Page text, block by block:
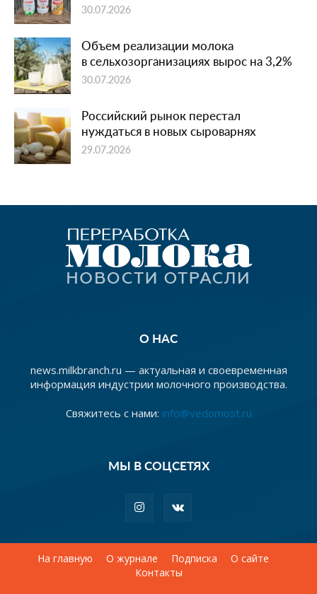
30.07.2026
Объем реализации молока
в сельхозорганизациях вырос на 3,2%
30.07.2026
Российский рынок перестал
нуждаться в новых сыроварнях
29.07.2026
О НАС
news.milkbranch.ru — актуальная и своевременная
информация индустрии молочного производства.
Свяжитесь с нами: info@vedomost.ru
МЫ В СОЦСЕТЯХ
На главную О журнале Подписка
О сайте
Контакты